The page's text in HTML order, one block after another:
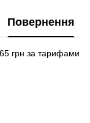
Повернення
грн за тарифами